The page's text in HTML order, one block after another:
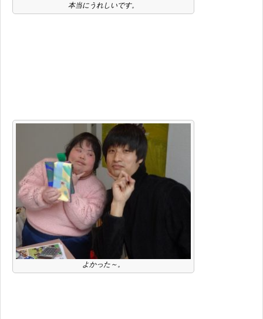
本当にうれしいです。
よかった～。